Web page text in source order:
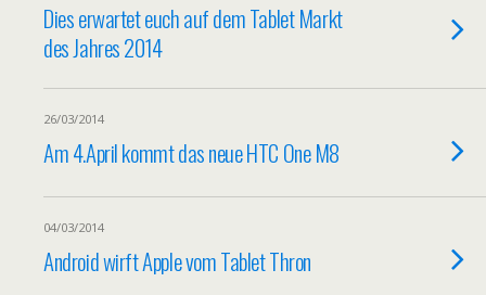
Dies erwartet euch auf dem Tablet Markt
des Jahres 2014
26/03/2014
Am 4.April kommt das neue HTC One M8
04/03/2014
Android wirft Apple vom Tablet Thron